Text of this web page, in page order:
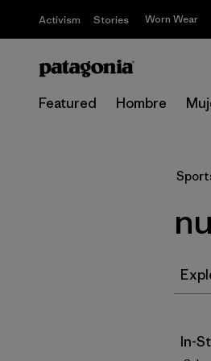
Activism Stories Worn Wear
Featured Hombre
In-